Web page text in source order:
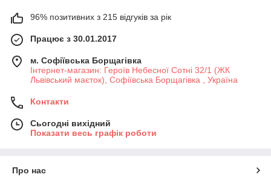
96% позитивних з 215 відгуків за рік
Працює з 30.01.2017
м. Софіївська Борщагівка
Інтернет-магазин: Героїв Небесної Сотні 32/1 (ЖК
Львівський маєток), Софіївська Борщагівка , Україна
Контакти
Сьогодні вихідний
Показати весь графік роботи
Про нас